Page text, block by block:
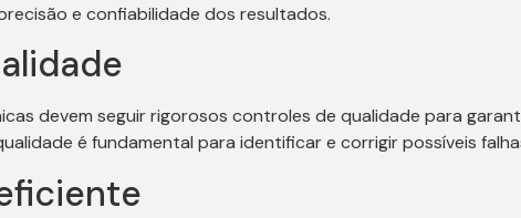
e confiabilidade dos resultados.
devem seguir rigorosos controles de qualidade para
é fundamental para identificar e corrigir possíveis